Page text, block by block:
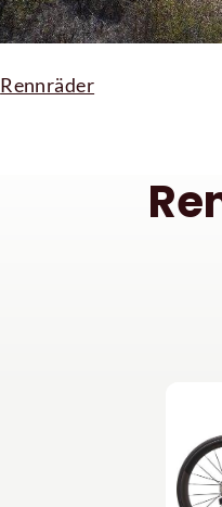
Rennräder